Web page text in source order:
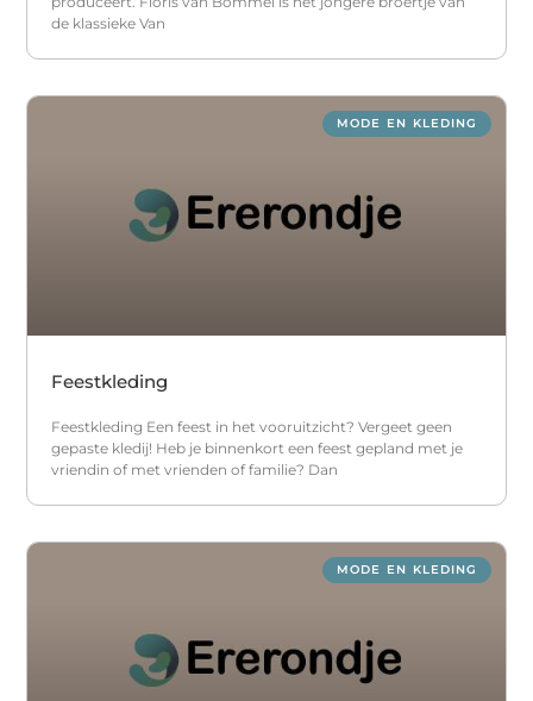
de klassieke Van
MODE EN KLEDING
Feestkleding
Feestkleding Een feest in het vooruitzicht? Vergeet geen
gepaste kledij! Heb je binnenkort een feest gepland met je
vriendin of met vrienden of familie? Dan
MODE EN KLEDING